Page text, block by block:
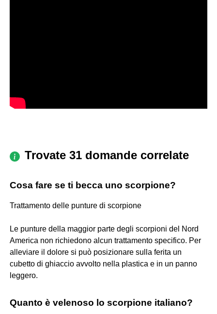
Trovate 31 domande correlate
Cosa fare se ti becca uno scorpione?
Trattamento delle punture di scorpione
Le punture della maggior parte degli scorpioni del Nord
America non richiedono alcun trattamento specifico. Per
alleviare il dolore si può posizionare sulla ferita un
cubetto di ghiaccio avvolto nella plastica e in un panno
leggero.
Quanto è velenoso lo scorpione italiano?